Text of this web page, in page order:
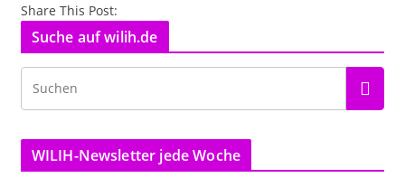
Share This Post:
Suche auf wilih.de
WILIH-Newsletter jede Woche